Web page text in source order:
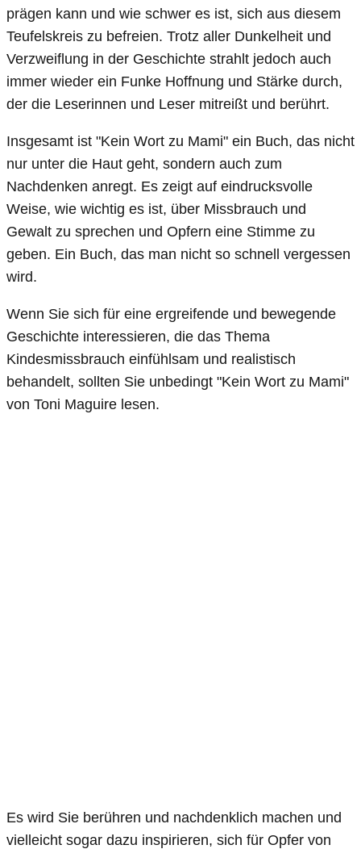
prägen kann und wie schwer es ist, sich aus diesem
Teufelskreis zu befreien. Trotz aller Dunkelheit und
Verzweiflung in der Geschichte strahlt jedoch auch
immer wieder ein Funke Hoffnung und Stärke durch,
der die Leserinnen und Leser mitreißt und berührt.
Insgesamt ist "Kein Wort zu Mami" ein Buch, das nicht
nur unter die Haut geht, sondern auch zum
Nachdenken anregt. Es zeigt auf eindrucksvolle
Weise, wie wichtig es ist, über Missbrauch und
Gewalt zu sprechen und Opfern eine Stimme zu
geben. Ein Buch, das man nicht so schnell vergessen
wird.
Wenn Sie sich für eine ergreifende und bewegende
Geschichte interessieren, die das Thema
Kindesmissbrauch einfühlsam und realistisch
behandelt, sollten Sie unbedingt "Kein Wort zu Mami"
von Toni Maguire lesen.
Es wird Sie berühren und nachdenklich machen und
vielleicht sogar dazu inspirieren, sich für Opfer von